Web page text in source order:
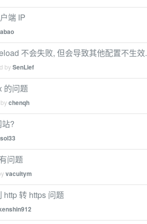
端 IP
不会失败, 但会导致其他配置不生效.
bySenLief
的问题
chenqh
?
sol33
问题
vacuitym
转 https 问题